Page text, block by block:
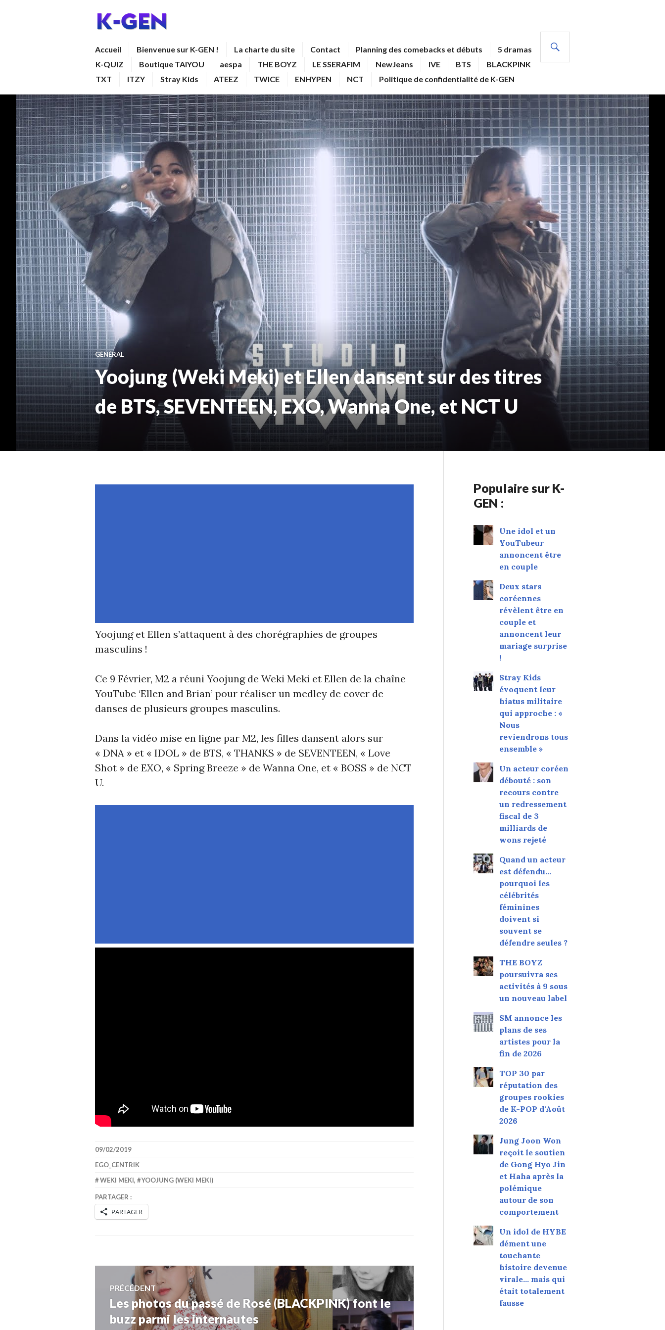
Accueil Bienvenue sur K-GEN ! La charte du site Contact Planning des comebacks et débuts
5 dramas
K-QUIZ
Boutique TAIYOU aespa THE BOYZ LE SSERAFIM NewJeans IVE BTS
BLACKPINK
TXT
ITZY Stray Kids ATEEZ TWICE ENHYPEN NCT Politique de confidentialité de K-GEN
GÉNÉRAL
Yoojung (Weki Meki) et Ellen dansent sur des titres
de BTS, SEVENTEEN, EXO, Wanna One, et NCT U
Yoojung et Ellen s’attaquent à des chorégraphies de groupes
masculins !
Ce 9 Février, M2 a réuni Yoojung de Weki Meki et Ellen de la chaîne
YouTube ‘Ellen and Brian’ pour réaliser un medley de cover de
danses de plusieurs groupes masculins.
Dans la vidéo mise en ligne par M2, les filles dansent alors sur
« DNA » et « IDOL » de BTS, « THANKS » de SEVENTEEN, « Love
Shot » de EXO, « Spring Breeze » de Wanna One, et « BOSS » de NCT
U.
09/02/2019
EGO_CENTRIK
WEKI MEKI, YOOJUNG (WEKI MEKI)
PARTAGER :
PARTAGER
Navigation
de
PRÉCÉDENT
Article
précédent :
Les photos du passé de Rosé (BLACKPINK) font le
buzz parmi les internautes
Populaire sur K-
GEN :
Une idol et un
YouTubeur
annoncent être
en couple
Deux stars
coréennes
révèlent être en
couple et
annoncent leur
mariage surprise
!
Stray Kids
évoquent leur
hiatus militaire
qui approche : «
Nous
reviendrons tous
ensemble »
Un acteur coréen
débouté : son
recours contre
un redressement
fiscal de 3
milliards de
wons rejeté
Quand un acteur
est défendu…
pourquoi les
célébrités
féminines
doivent si
souvent se
défendre seules ?
THE BOYZ
poursuivra ses
activités à 9 sous
un nouveau label
SM annonce les
plans de ses
artistes pour la
fin de 2026
TOP 30 par
réputation des
groupes rookies
de K-POP d'Août
2026
Jung Joon Won
reçoit le soutien
de Gong Hyo Jin
et Haha après la
polémique
autour de son
comportement
Un idol de HYBE
dément une
touchante
histoire devenue
virale... mais qui
était totalement
fausse